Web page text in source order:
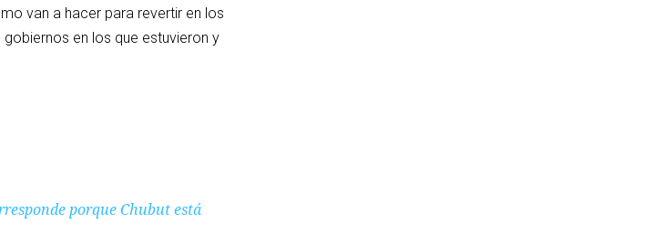
van a hacer para revertir en los
en los que estuvieron y
porque Chubut está